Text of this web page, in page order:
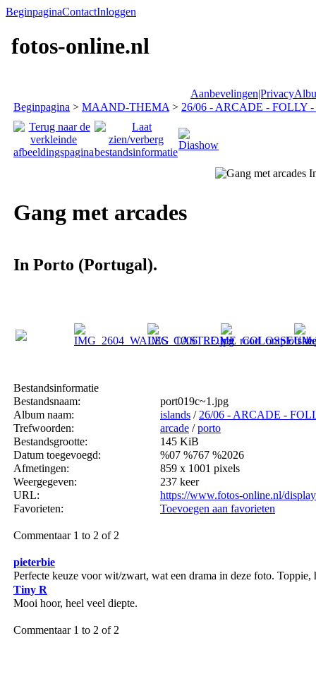
BeginpaginaContactInloggen
fotos-online.nl
Aanbevelingen|Privacy
Beginpagina > MAAND-THEMA > 26/06 - ARCADE - FOLLY
Gang met arcades
In Porto (Portugal).
Bestandsinformatie
Bestandsnaam:
port019c~1.jpg
Album naam:
islands / 26/06 - ARCADE -
Trefwoorden:
arcade /porto
Bestandsgrootte:
145 KiB
Datum toegevoegd:
%07 %767 %2026
Afmetingen:
859 x 1001 pixels
Weergegeven:
237 keer
URL:
https://www.fotos-online.nl/
Favorieten:
Toevoegen aan favorieten
Commentaar 1 to 2 of 2
pieterbie
Perfecte keuze voor wit/zwart, wat een drama in deze foto. Toppie,
Tiny R
Mooi hoor, heel veel diepte.
Commentaar 1 to 2 of 2